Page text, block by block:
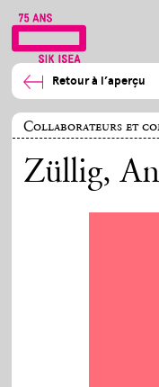
Retour à l’aperçu
Collaborateurs et
Züllig,